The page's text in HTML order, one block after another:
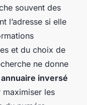
souvent des
l’adresse si elle
et du choix de
ne donne
annuaire inversé
maximiser les